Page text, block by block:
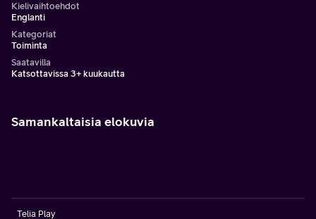
Kielivaihtoehdot
Englanti
Kategoriat
Toiminta
Saatavilla
Katsottavissa 3+ kuukautta
Samankaltaisia elokuvia
Telia Play